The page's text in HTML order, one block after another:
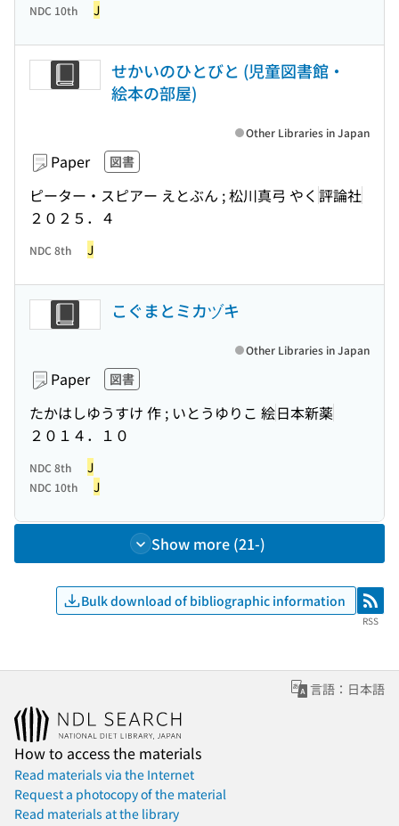
NDC 10th J
せかいのひとびと (児童図書館・
絵本の部屋)
Paper 図書
ピーター・スピアー えとぶん ; 松川真弓 やく 評論社
２０２５．４
Other Libraries in Japan
NDC 8th J
こぐまとミカヅキ
Paper 図書
たかはしゆうすけ 作 ; いとうゆりこ 絵日本新薬
２０１４．１０
Other Libraries in Japan
NDC 8th J
NDC 10th J
Show more (21-)
Bulk download of bibliographic information RSS
RSS
言語：日本語
How to access the materials
Read materials via the Internet
Request a photocopy of the material
Read materials at the library